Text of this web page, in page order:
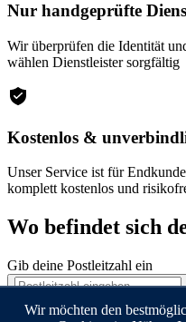
Nur handgeprüfte
Wir überprüfen die Identität
wählen Dienstleister sorgfältig
Kostenlos &
Unser Service ist für
komplett kostenlos und
Wo befindet sich
Gib deine Postleitzahl ein
Weiter
Wir möchten den